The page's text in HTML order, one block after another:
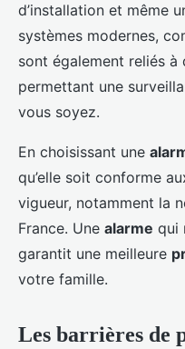
d’installation et même
systèmes modernes,
sont également reliés
permettant une
vous soyez.
En choisissant une
qu’elle soit conforme
vigueur, notamment la
France. Une alarme qui
garantit une meilleure
votre famille.
Les barrières de